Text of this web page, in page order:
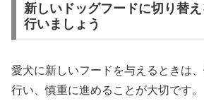
新しいドッグフードに切り替
行いましょう
愛犬に新しいフードを与えるときは
行い、慎重に進めることが大切です。